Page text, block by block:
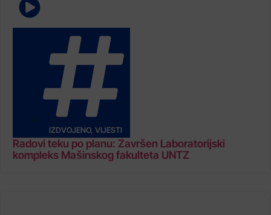
IZDVOJENO, VIJESTI
Radovi teku po planu: Završen Laboratorijski
kompleks Mašinskog fakulteta UNTZ